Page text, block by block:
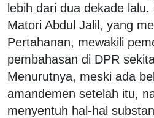
lebih dari dua dekade
Matori Abdul Jalil, yang
Pertahanan, mewakili
pembahasan di DPR
Menurutnya, meski ada
amandemen setelah itu,
menyentuh hal-hal